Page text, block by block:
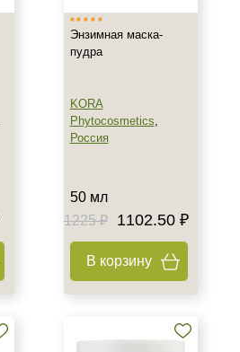
Энзимная маска-
пудра
KORA
Phytocosmetics,
Россия
50 мл
1225 ₽
1102.50 ₽
В корзину